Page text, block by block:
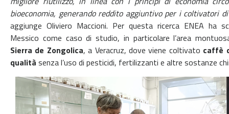
bioeconomia, generando reddito aggiuntivo per i coltivatori di
aggiunge Oliviero Maccioni. Per questa ricerca ENEA ha
Messico come caso di studio, in particolare l’area
Sierra de Zongolica, a Veracruz, dove viene coltivato caffè
qualità senza l’uso di pesticidi, fertilizzanti e altre sostanze